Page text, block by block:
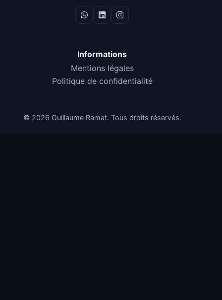
Informations
Mentions légales
Politique de confidentialité
© 2026 Guillaume Ramat. Tous droits réservés.